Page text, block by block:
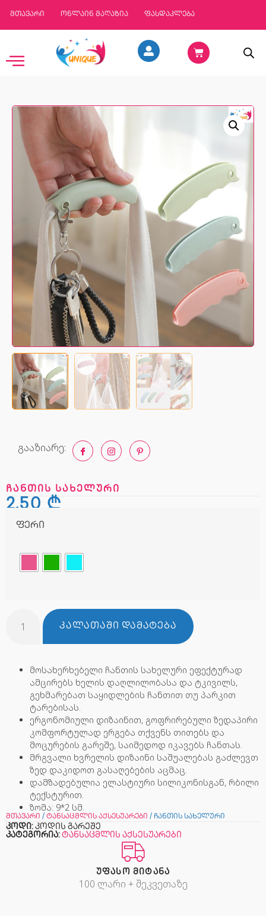
მთავარი ონლაინ მაღაზია ფასდაკლება
გააზიარე:
ჩანთის სახელური
2,50 ₾
ფერი
ᲙᲐᲚᲐᲗᲐᲨᲘ ᲓᲐᲛᲐᲢᲔᲑᲐ
მოსახერხებელი ჩანთის სახელური ეფექტურად
ამცირებს ხელის დაღლილობასა და ტკივილს,
გეხმარებათ საყიდლების ჩანთით თუ პარკით
ტარებისას.
ერგონომიული დიზაინით, გოფრირებული ზედაპირი
კომფორტულად ერგება თქვენს თითებს და
მოცურების გარეშე, საიმედოდ იკავებს ჩანთას.
მრგვალი ხვრელის დიზაინი საშუალებას გაძლევთ
ზედ დაკიდოთ გასაღებების აცმაც.
დამზადებულია ელასტიური სილიკონისგან, რბილი
ტექსტურით.
ზომა: 9*2 სმ.
მთავარი / ტანსაცმლის აქსესუარები / ჩანთის სახელური
კოდი: კოდის გარეშე
კატეგორია: ტანსაცმლის აქსესუარები
ᲣᲤᲐᲡᲝ ᲛᲘᲢᲐᲜᲐ
100 ლარი + შეკვეთაზე